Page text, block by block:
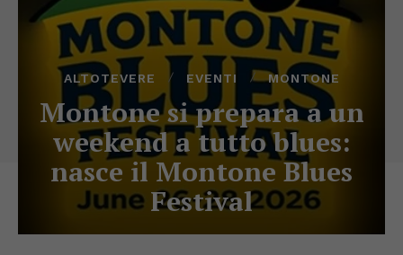
ALTOTEVERE EVENTI MONTONE
Montone si prepara a un
weekend a tutto blues:
nasce il Montone Blues
Festival